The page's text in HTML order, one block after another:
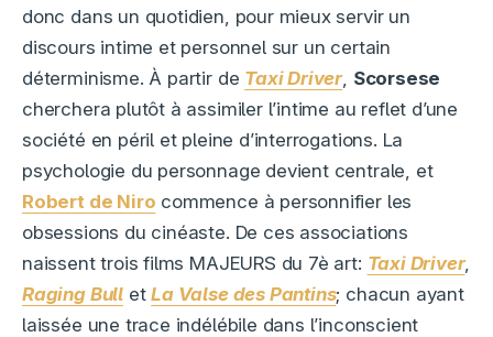
donc dans un quotidien, pour mieux servir un
discours intime et personnel sur un certain
déterminisme. À partir de Taxi Driver, Scorsese
cherchera plutôt à assimiler l’intime au reflet d’une
société en péril et pleine d’interrogations. La
psychologie du personnage devient centrale, et
Robert de Niro commence à personnifier les
obsessions du cinéaste. De ces associations
naissent trois films MAJEURS du 7è art: Taxi Driver,
Raging BulletLa Valse des Pantins; chacun ayant
laissée une trace indélébile dans l’inconscient